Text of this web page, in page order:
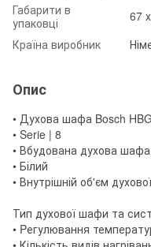
Габарити в
упаковці
67
Країна виробник
Опис
• Духова шафа Bosch
• Serie | 8
• Вбудована духова шафа
• Білий
• Внутрішній об'єм
Тип духової шафи та
• Pегулювання